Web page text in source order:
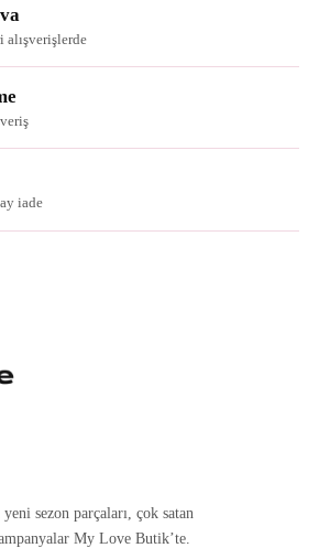
alışverişlerde
iade
sezon parçaları, çok satan
My Love Butik’te.